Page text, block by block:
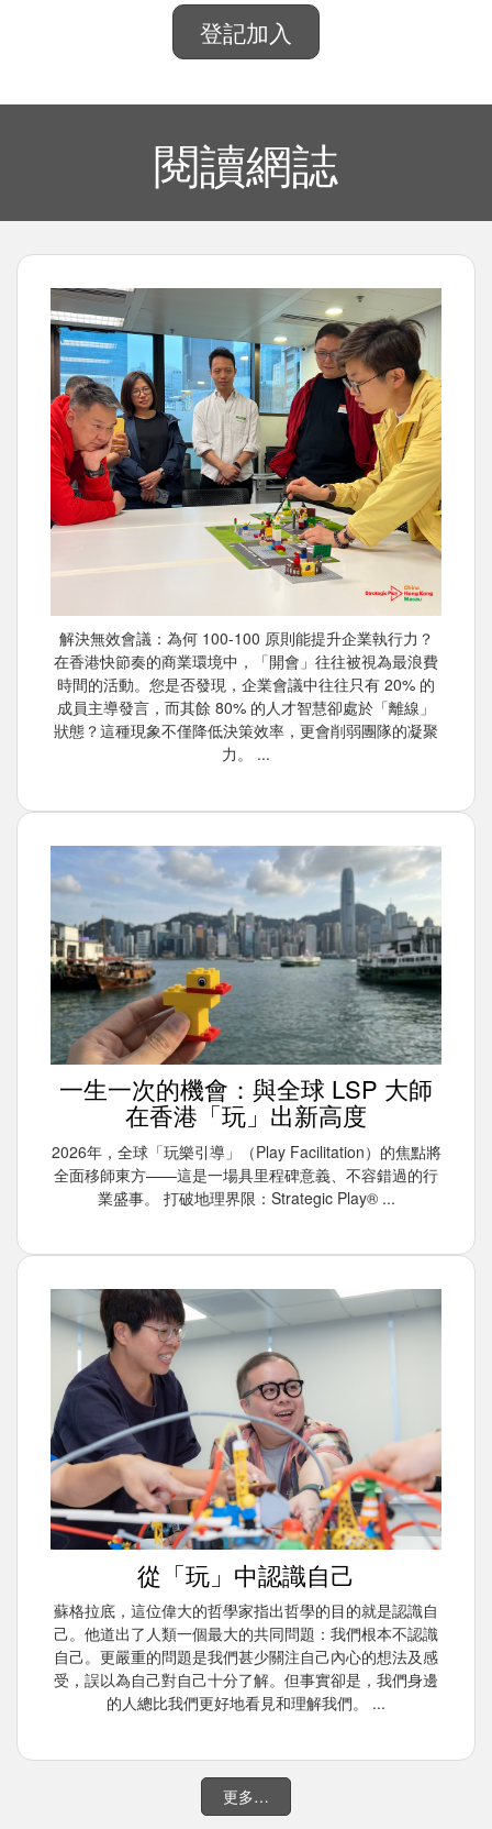
登記加入
閱讀網誌
解決無效會議：為何 100-100 原則能提升企業執行力？
在香港快節奏的商業環境中，「開會」往往被視為最浪費
時間的活動。您是否發現，企業會議中往往只有 20% 的
成員主導發言，而其餘 80% 的人才智慧卻處於「離線」
狀態？這種現象不僅降低決策效率，更會削弱團隊的凝聚
力。 ...
一生一次的機會：與全球 LSP 大師
在香港「玩」出新高度
2026年，全球「玩樂引導」（Play Facilitation）的焦點將
全面移師東方——這是一場具里程碑意義、不容錯過的行
業盛事。 打破地理界限：Strategic Play® ...
從「玩」中認識自己
蘇格拉底，這位偉大的哲學家指出哲學的目的就是認識自
己。他道出了人類一個最大的共同問題：我們根本不認識
自己。更嚴重的問題是我們甚少關注自己內心的想法及感
受，誤以為自己對自己十分了解。但事實卻是，我們身邊
的人總比我們更好地看見和理解我們。 ...
更多…